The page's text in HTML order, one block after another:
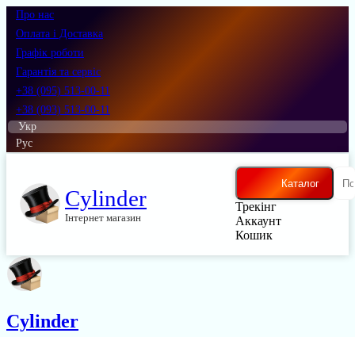
Про нас
Оплата і Доставка
Графік роботи
Гарантія та сервіс
+38 (095) 513-00-11
+38 (093) 513-00-11
Укр
Рус
Cylinder
Інтернет магазин
Каталог
Трекінг
Аккаунт
Кошик
Cylinder